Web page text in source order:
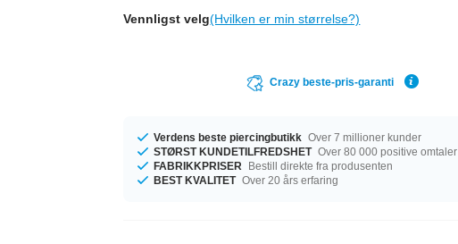
Vennligst velg(Hvilken er min størrelse?)
Crazy beste-pris-garanti
Verdens beste piercingbutikk Over 7 millioner kunder
STØRST KUNDETILFREDSHET Over 80 000 positive omtaler
FABRIKKPRISER
Bestill direkte fra produsenten
BEST KVALITET Over 20 års erfaring